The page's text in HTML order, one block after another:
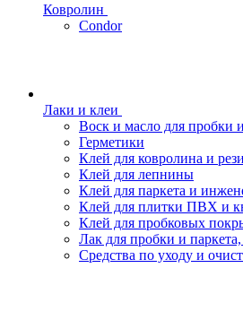
Ковролин
Condor
Лаки и клеи
Воск и масло для пробки
Герметики
Клей для ковролина и
Клей для лепнины
Клей для паркета и
Клей для плитки ПВХ и
Клей для пробковых
Лак для пробки и
Средства по уходу и